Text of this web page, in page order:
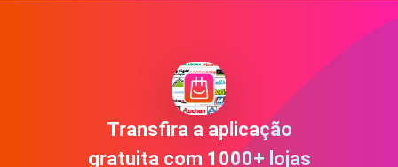
Transfira a aplicação
gratuita com 1000+ lojas